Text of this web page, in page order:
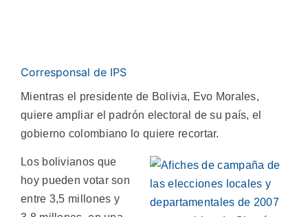
Corresponsal de IPS
Mientras el presidente de Bolivia, Evo Morales,
quiere ampliar el padrón electoral de su país, el
gobierno colombiano lo quiere recortar.
Los bolivianos que
hoy pueden votar son
entre 3,5 millones y